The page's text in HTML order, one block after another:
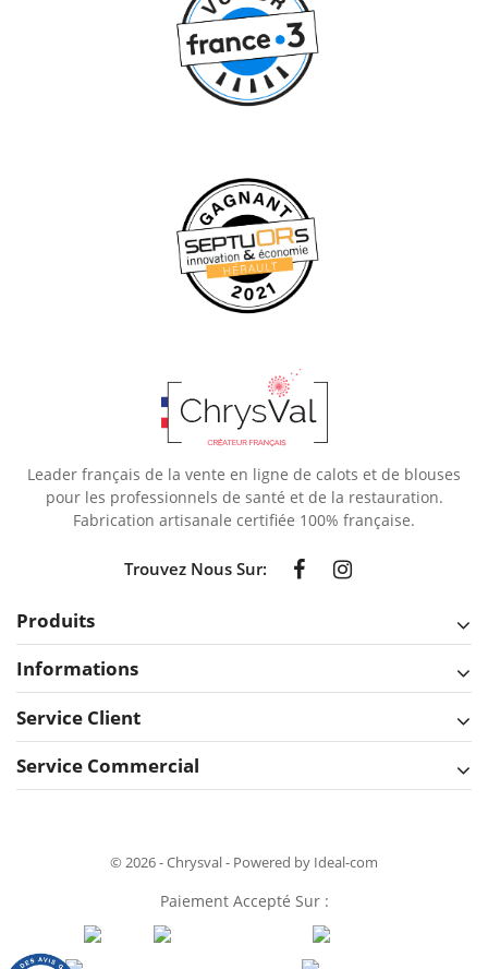
Leader français de la vente en ligne de calots et de blouses
pour les professionnels de santé et de la restauration.
Fabrication artisanale certifiée 100% française.
Trouvez Nous Sur:
Produits
Informations
Service Client
Service Commercial
© 2026 - Chrysval - Powered by Ideal-com
Paiement Accepté Sur :